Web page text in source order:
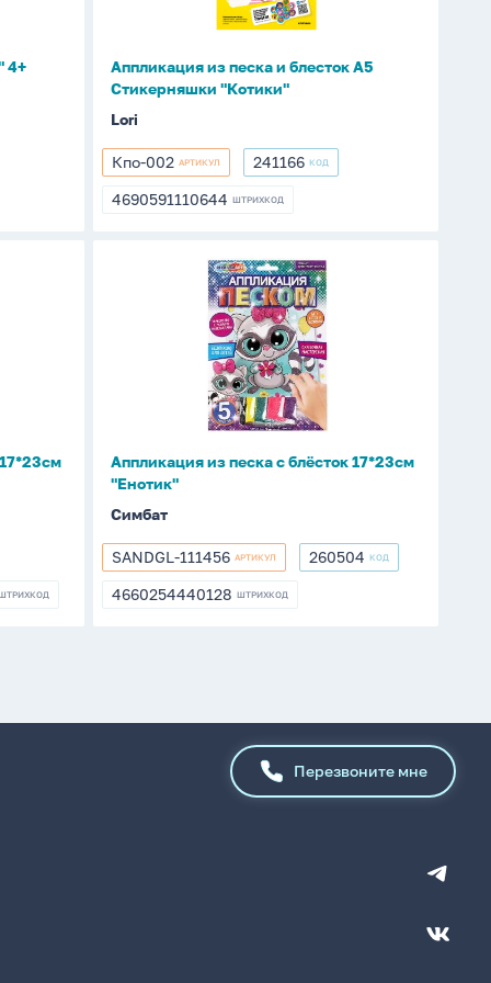
4+
Стикерняшки
Аппликация из песка и блесток А5
Стикерняшки "Котики"
Lori
Кпо-002
Кпо-002 АРТИКУЛ 241166
241166 КОД
4690591110644
4690591110644 ШТРИХКОД
Аппликация
Аппликация из песка с блёсток 17*23см
"Енотик"
Симбат
SANDGL-
111456
SANDGL-111456 АРТИКУЛ 260504
260504 КОД
4660254440128
4660254440128 ШТРИХКОД
Перезвоните мне